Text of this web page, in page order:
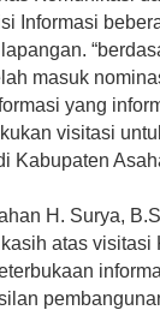
Informasi
masuk
yang
visitasi
Kabupaten
H. Surya,
atas visitasi